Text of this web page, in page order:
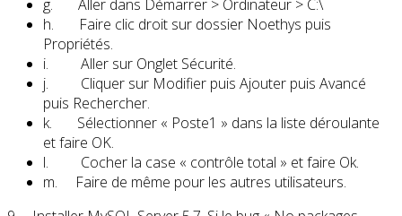
g. Aller dans Démarrer > Ordinateur > C:\
h. Faire clic droit sur dossier Noethys puis
Propriétés.
i. Aller sur Onglet Sécurité.
j. Cliquer sur Modifier puis Ajouter puis Avancé
puis Rechercher.
k. Sélectionner « Poste1 » dans la liste déroulante
et faire OK.
l. Cocher la case « contrôle total » et faire Ok.
m. Faire de même pour les autres utilisateurs.